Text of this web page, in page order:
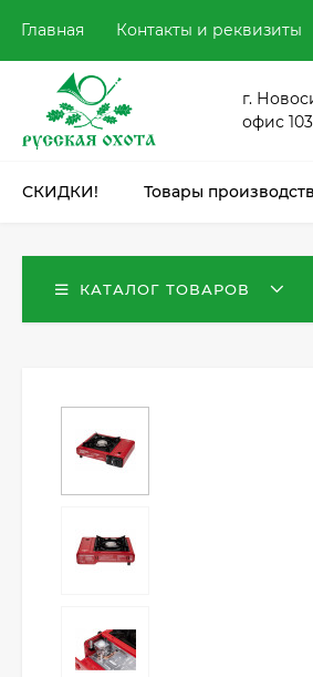
Главная Контакты и реквизиты
г.
офис 103
СКИДКИ! Товары
КАТАЛОГ ТОВАРОВ